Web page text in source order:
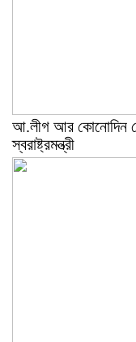
আ.লীগ আর কোনোদিন
স্বরাষ্ট্রমন্ত্রী